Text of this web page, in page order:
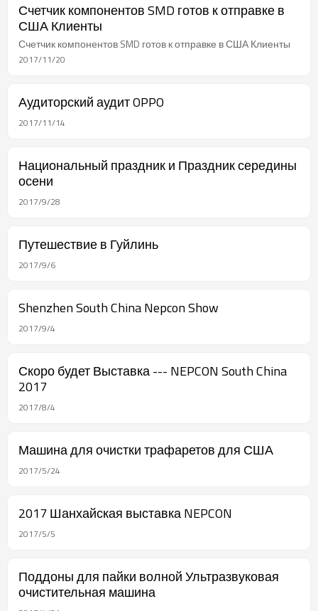
Счетчик компонентов SMD готов к отправке в
США Клиенты
Счетчик компонентов SMD готов к отправке в США Клиенты
2017/11/20
Аудиторский аудит OPPO
2017/11/14
Национальный праздник и Праздник середины
осени
2017/9/28
Путешествие в Гуйлинь
2017/9/6
Shenzhen South China Nepcon Show
2017/9/4
Скоро будет Выставка --- NEPCON South China
2017
2017/8/4
Машина для очистки трафаретов для США
2017/5/24
2017 Шанхайская выставка NEPCON
2017/5/5
Поддоны для пайки волной Ультразвуковая
очистительная машина